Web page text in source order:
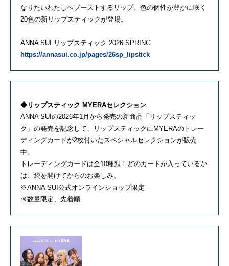
なりたいわたしへブーストするリップ。色の個性が豊かに咲く
20色の新リップスティックが登場。
ANNA SUI リップスティック 2026 SPRING
https://annasui.co.jp/pages/26sp_lipstick
◆リップスティック MYERAセレクション
ANNA SUIの2026年1月から発売の新商品「リップスティッ
ク」の発売を記念して、リップスティックにMYERAのトレー
ディングカードが2枚付いたスペシャルセレクションが販売
中。
トレーディングカードは全10種類！どのカードが入っているか
は、袋を開けてからのお楽しみ。
※ANNA SUI公式オンラインショップ限定
※数量限定、先着順